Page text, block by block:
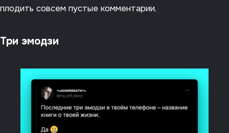
плодить совсем пустые комментарии.
Три эмодзи